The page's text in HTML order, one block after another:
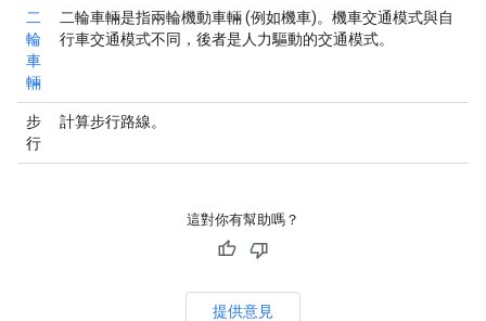
二
輪
車
輛
二輪車輛是指兩輪機動車輛 (例如機車)。機車交通模式與自
行車交通模式不同，後者是人力驅動的交通模式。
步
行
計算步行路線。
這對你有幫助嗎？
提供意見